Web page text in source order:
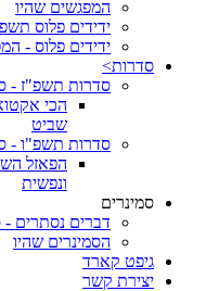
המפגשים שהיו
ידידים פלוס תשפ"ז 2026 -
ידידים פלוס -
סדרות>
סדרות תשפ"ז -
הכי
שביט
סדרות תשפ"ו -
הפאזל
ונפשית
סמינרים
דברים נסתרים
הסמינרים שהיו
גיפט קארד
יצירת קשר